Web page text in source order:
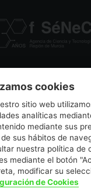
de Murcia es una entidad
con el número 1-15 en el
| seneca@fseneca.es
cookies
sitio web
analíticas
mediante sus
sus hábitos de
nuestra política de
mediante el botón
modificar su
de Cookies